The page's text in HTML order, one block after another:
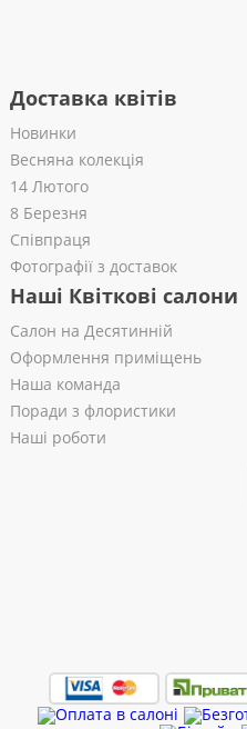
Доставка квітів
Новинки
Весняна колекція
14 Лютого
8 Березня
Співпраця
Фотографії з доставок
Наші Квіткові салони
Салон на Десятинній
Оформлення приміщень
Наша команда
Поради з флористики
Наші роботи